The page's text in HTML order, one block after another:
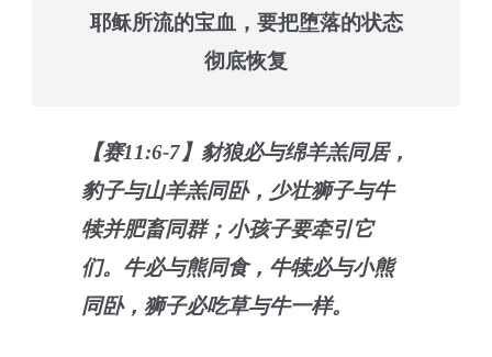
耶稣所流的宝血，要把堕落的状态
彻底恢复
【赛11:6-7】豺狼必与绵羊羔同居，
豹子与山羊羔同卧，少壮狮子与牛
犊并肥畜同群；小孩子要牵引它
们。牛必与熊同食，牛犊必与小熊
同卧，狮子必吃草与牛一样。